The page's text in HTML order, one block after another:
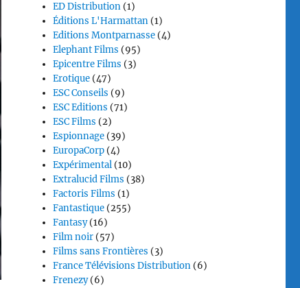
ED Distribution (1)
Éditions L'Harmattan (1)
Editions Montparnasse (4)
Elephant Films (95)
Epicentre Films (3)
Erotique (47)
ESC Conseils (9)
ESC Editions (71)
ESC Films (2)
Espionnage (39)
EuropaCorp (4)
Expérimental (10)
Extralucid Films (38)
Factoris Films (1)
Fantastique (255)
Fantasy(16)
Film noir (57)
Films sans Frontières (3)
France Télévisions Distribution (6)
Frenezy(6)